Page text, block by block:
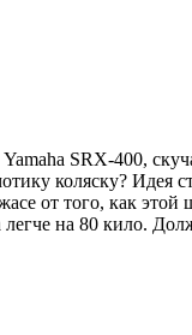
SRX-400,
коляску? Идея
от того, как
на 80 кило.